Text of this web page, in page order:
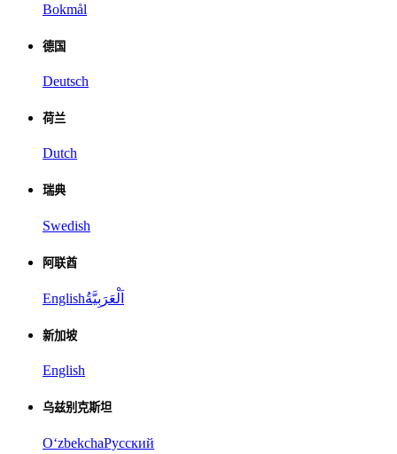
Bokmål
德国
Deutsch
荷兰
Dutch
瑞典
Swedish
阿联酋
Englishاَلْعَرَبِيَّةُ
新加坡
English
乌兹别克斯坦
OʻzbekchaРусский